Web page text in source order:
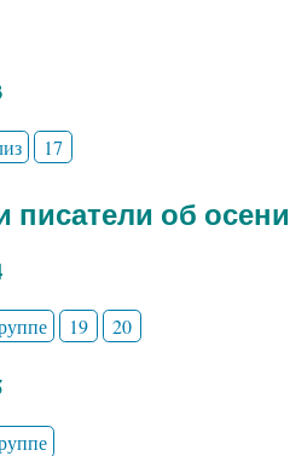
17
писатели об осени
19 20